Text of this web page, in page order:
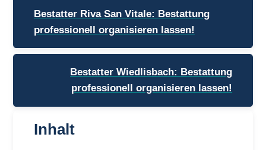
Bestatter Riva San Vitale: Bestattung
professionell organisieren lassen!
Bestatter Wiedlisbach: Bestattung
professionell organisieren lassen!
Inhalt